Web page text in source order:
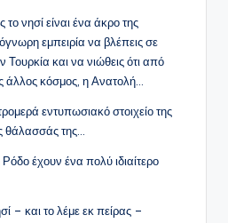
νησί είναι ένα άκρο της
εμπειρία να βλέπεις σε
και να νιώθεις ότι από
άλλος κόσμος, η Ανατολή…
εντυπωσιακό στοιχείο της
θάλασσάς της…
έχουν ένα πολύ ιδιαίτερο
– και το λέμε εκ πείρας –